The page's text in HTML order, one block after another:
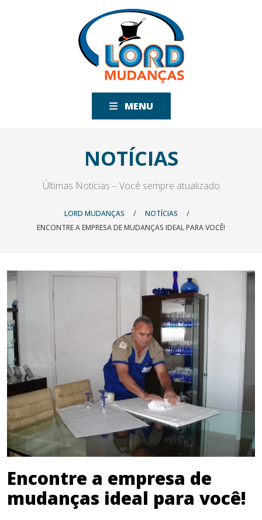
MENU
NOTÍCIAS
Últimas Notícias – Você sempre atualizado
LORD MUDANÇAS / NOTÍCIAS
/
ENCONTRE A EMPRESA DE MUDANÇAS IDEAL PARA VOCÊ!
Encontre a empresa de
mudanças ideal para você!